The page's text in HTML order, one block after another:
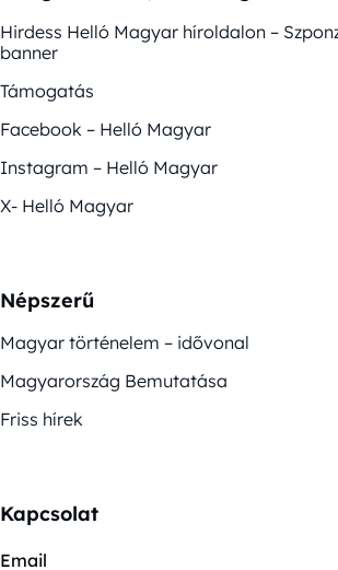
Hirdess Helló Magyar híroldalon –
banner
Támogatás
Facebook – Helló Magyar
Instagram – Helló Magyar
X- Helló Magyar
Népszerű
Magyar történelem – idővonal
Magyarország Bemutatása
Friss hírek
Kapcsolat
Email